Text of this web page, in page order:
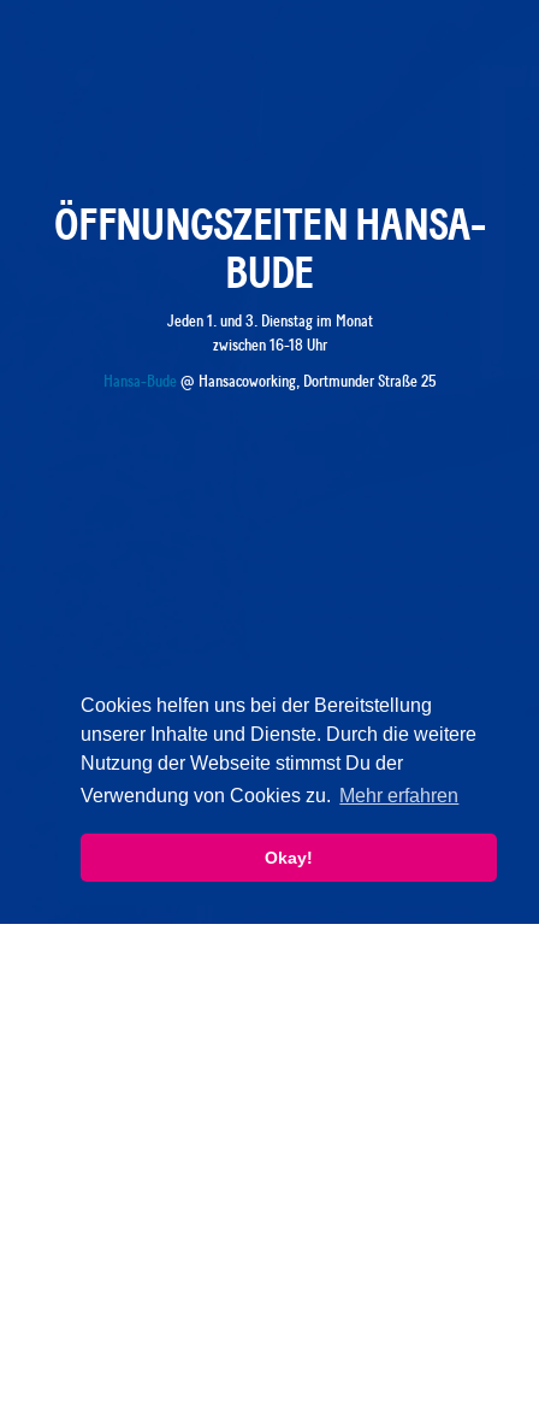
Cookies helfen uns bei der Bereitstellung
unserer Inhalte und Dienste. Durch die weitere
Nutzung der Webseite stimmst Du der
Verwendung von Cookies zu. Mehr erfahren
Okay!
ÖFFNUNGSZEITEN HANSA-
BUDE
Jeden 1. und 3. Dienstag im Monat
zwischen 16-18 Uhr
Hansa-Bude @ Hansacoworking, Dortmunder Straße 25